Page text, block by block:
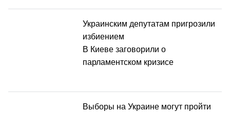
Украинским депутатам пригрозили
избиением
В Киеве заговорили о
парламентском кризисе
Выборы на Украине могут пройти